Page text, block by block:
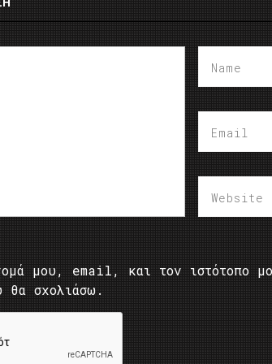
μου, email, και τον ιστότοπο
θα σχολιάσω.